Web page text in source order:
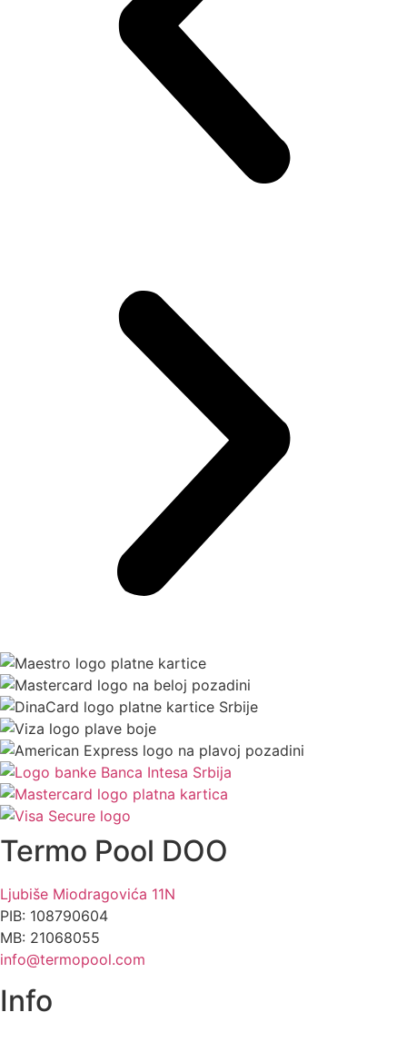
Termo Pool DOO
Ljubiše Miodragovića 11N
PIB: 108790604
MB: 21068055
info@termopool.com
Info